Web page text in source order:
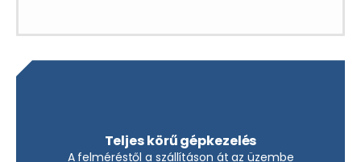
Teljes körű gépkezelés
A felméréstől a szállításon át az üzembe